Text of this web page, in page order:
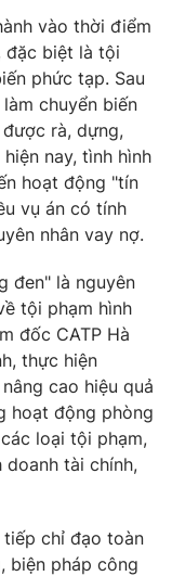
thao
vào thời điểm
đặc biệt là tội
phức tạp. Sau
chuyển biến
rà, dựng,
nay, tình hình
hoạt động "tín
vụ án có tính
nhân vay nợ.
đen" là nguyên
tội phạm hình
đốc CATP Hà
thực hiện
cao hiệu quả
hoạt động phòng
loại tội phạm,
tài chính,
chỉ đạo toàn
biện pháp công